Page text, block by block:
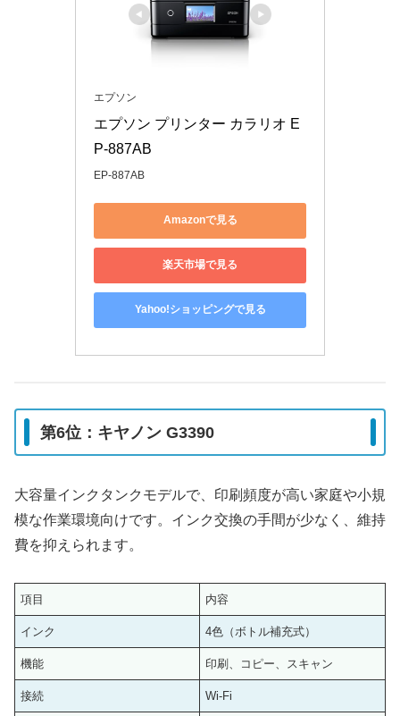
エプソン
エプソン プリンター カラリオ E
P-887AB
EP-887AB
Amazonで見る
楽天市場で見る
Yahoo!ショッピングで見る
第6位：キヤノン G3390
大容量インクタンクモデルで、印刷頻度が高い家庭や小規
模な作業環境向けです。インク交換の手間が少なく、維持
費を抑えられます。
項目 内容
インク 4色（ボトル補充式）
機能 印刷、コピー、スキャン
接続 Wi-Fi